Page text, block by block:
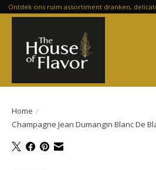
Ontdek ons ruim assortiment dranken,
Home /
Champagne Jean Dumangin Blanc De